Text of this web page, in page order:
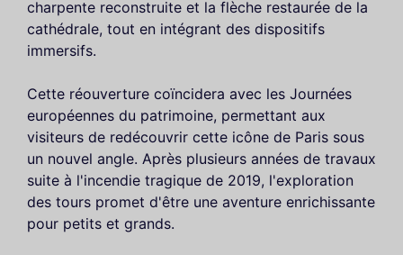
charpente reconstruite et la flèche restaurée de la
cathédrale, tout en intégrant des dispositifs
immersifs.
Cette réouverture coïncidera avec les Journées
européennes du patrimoine, permettant aux
visiteurs de redécouvrir cette icône de Paris sous
un nouvel angle. Après plusieurs années de travaux
suite à l'incendie tragique de 2019, l'exploration
des tours promet d'être une aventure enrichissante
pour petits et grands.